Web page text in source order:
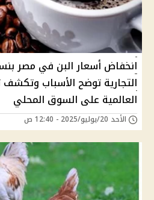
التجارية توضح الأسباب وتكشف
العالمية على السوق المحلي
الأحد 20/يوليو/2025 - 12:40 ص